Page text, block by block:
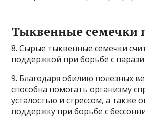
Тыквенные семечки
8. Сырые тыквенные семечки
поддержкой при борьбе с
9. Благодаря обилию полезных
способна помогать организму
усталостью и стрессом, а также
поддержку при борьбе с